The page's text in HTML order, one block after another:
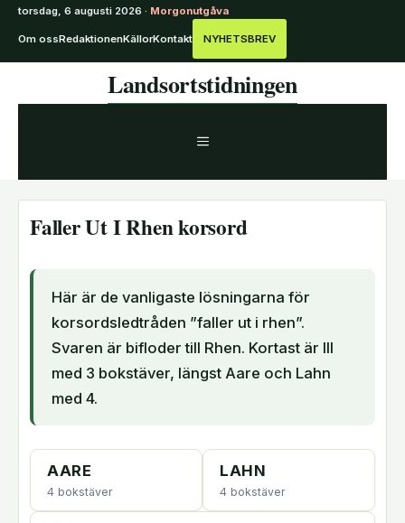
torsdag, 6 augusti 2026 · Morgonutgåva
Om ossRedaktionenKällorKontakt NYHETSBREV
Landsortstidningen
MENY
Faller Ut I Rhen korsord
Här är de vanligaste lösningarna för
korsordsledtråden ”faller ut i rhen”.
Svaren är bifloder till Rhen. Kortast är Ill
med 3 bokstäver, längst Aare och Lahn
med 4.
AARE
4 bokstäver
LAHN
4 bokstäver